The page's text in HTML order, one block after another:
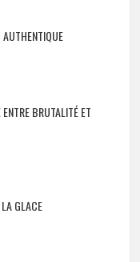
AUTHENTIQUE
BRUTALITÉ ET
GLACE